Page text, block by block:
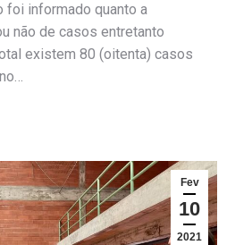
foi informado quanto a
não de casos entretanto
existem 80 (oitenta) casos
Fev
10
2021